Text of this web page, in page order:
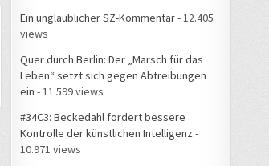
Ein unglaublicher SZ-Kommentar- 12.405
views
Quer durch Berlin: Der „Marsch für das
Leben“ setzt sich gegen Abtreibungen
ein - 11.599 views
#34C3: Beckedahl fordert bessere
Kontrolle der künstlichen Intelligenz -
10.971 views